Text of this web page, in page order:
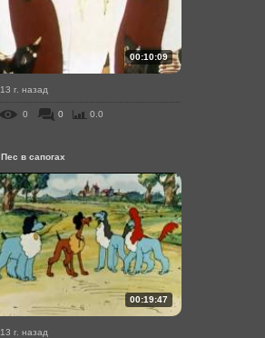
00:10:09
13 г. назад
0 0 0.0
Пес в сапогах
00:19:47
13 г. назад